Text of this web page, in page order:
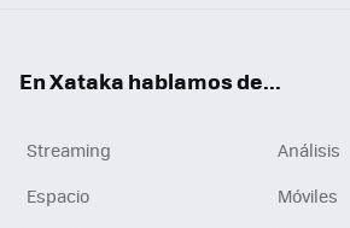
En Xataka hablamos de...
Streaming
Análisis
Espacio
Móviles